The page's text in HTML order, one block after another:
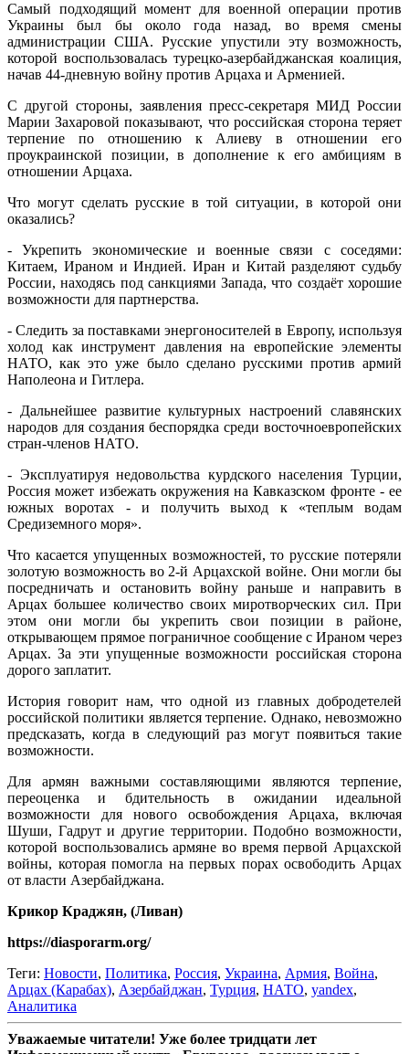
Самый подходящий момент для военной операции против
Украины был бы около года назад, во время смены
администрации США. Русские упустили эту возможность,
которой воспользовалась турецко-азербайджанская коалиция,
начав 44-дневную войну против Арцаха и Арменией.
С другой стороны, заявления пресс-секретаря МИД России
Марии Захаровой показывают, что российская сторона теряет
терпение по отношению к Алиеву в отношении его
проукраинской позиции, в дополнение к его амбициям в
отношении Арцаха.
Что могут сделать русские в той ситуации, в которой они
оказались?
- Укрепить экономические и военные связи с соседями:
Китаем, Ираном и Индией. Иран и Китай разделяют судьбу
России, находясь под санкциями Запада, что создаёт хорошие
возможности для партнерства.
- Следить за поставками энергоносителей в Европу, используя
холод как инструмент давления на европейские элементы
НАТО, как это уже было сделано русскими против армий
Наполеона и Гитлера.
- Дальнейшее развитие культурных настроений славянских
народов для создания беспорядка среди восточноевропейских
стран-членов НАТО.
- Эксплуатируя недовольства курдского населения Турции,
Россия может избежать окружения на Кавказском фронте - ее
южных воротах - и получить выход к «теплым водам
Средиземного моря».
Что касается упущенных возможностей, то русские потеряли
золотую возможность во 2-й Арцахской войне. Они могли бы
посредничать и остановить войну раньше и направить в
Арцах большее количество своих миротворческих сил. При
этом они могли бы укрепить свои позиции в районе,
открывающем прямое пограничное сообщение с Ираном через
Арцах. За эти упущенные возможности российская сторона
дорого заплатит.
История говорит нам, что одной из главных добродетелей
российской политики является терпение. Однако, невозможно
предсказать, когда в следующий раз могут появиться такие
возможности.
Для армян важными составляющими являются терпение,
переоценка и бдительность в ожидании идеальной
возможности для нового освобождения Арцаха, включая
Шуши, Гадрут и другие территории. Подобно возможности,
которой воспользовались армяне во время первой Арцахской
войны, которая помогла на первых порах освободить Арцах
от власти Азербайджана.
Крикор Краджян, (Ливан)
https://diasporarm.org/
Теги: Новости, Политика, Россия, Украина, Армия, Война,
Арцах (Карабах), Азербайджан, Турция, НАТО, yandex,
Аналитика
Уважаемые читатели! Уже более тридцати лет